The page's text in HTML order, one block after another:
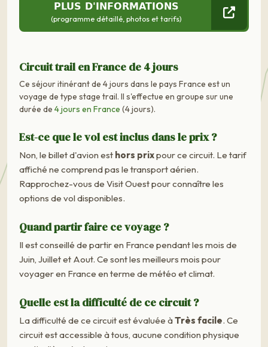
PLUS D'INFORMATIONS
(programme détaillé, photos et tarifs)
Circuit trail en France de 4 jours
Ce séjour itinérant de 4 jours dans le pays France est un
voyage de type stage trail. Il s'effectue en groupe sur une
durée de 4 jours en France (4 jours).
Est-ce que le vol est inclus dans le prix ?
Non, le billet d'avion est hors prixpour ce circuit. Le tarif
affiché ne comprend pas le transport aérien.
Rapprochez-vous de Visit Ouest pour connaître les
options de vol disponibles.
Quand partir faire ce voyage ?
Il est conseillé de partir en France pendant les mois de
Juin, Juillet et Aout. Ce sont les meilleurs mois pour
voyager en France en terme de météo et climat.
Quelle est la difficulté de ce circuit ?
La difficulté de ce circuit est évaluée àTrès facile. Ce
circuit est accessible à tous, aucune condition physique